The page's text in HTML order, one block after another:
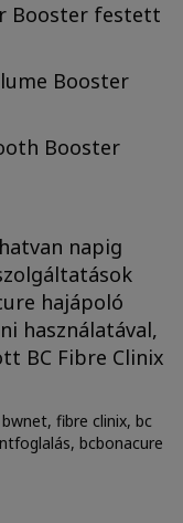
Booster festett
Booster
Booster
napig
hajápoló
használatával,
BC Fibre Clinix